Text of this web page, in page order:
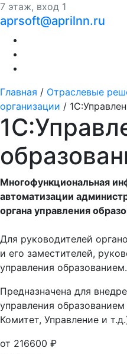
7 этаж, вход 1
aprsoft@aprilnn.ru
Главная / Отраслевые
организации /
Многофункциональная
автоматизации
органа управления
Для руководителей
и его заместителей,
управления образованием.
Предназначена для
управления
Комитет, Управление и
от 216600 ₽